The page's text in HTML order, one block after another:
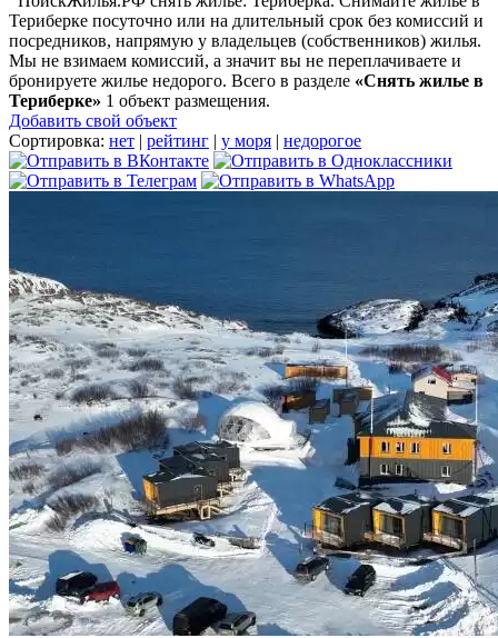
Териберке посуточно или на длительный срок без комиссий и
посредников, напрямую у владельцев (собственников) жилья.
Мы не взимаем комиссий, а значит вы не переплачиваете и
бронируете жилье недорого. Всего в разделе «Снять жилье в
Териберке» 1 объект размещения.
Добавить свой объект
Сортировка: нет | рейтинг | у моря | недорогое